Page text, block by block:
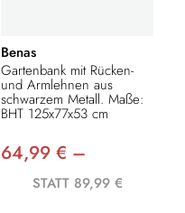
Benas
Gartenbank mit Rücken-
und Armlehnen aus
schwarzem Metall. Maße:
BHT 125x77x53 cm
64,99 € –
STATT 89,99 €